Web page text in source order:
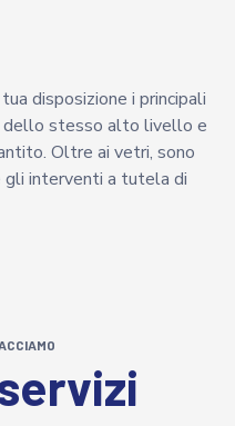
disposizione i principali
dello stesso alto livello e
Oltre ai vetri, sono
gli interventi a tutela di